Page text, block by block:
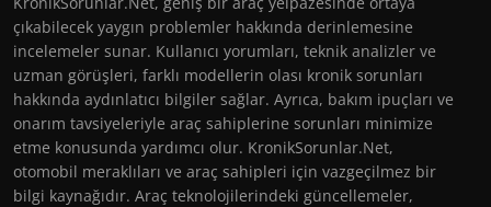
çıkabilecek yaygın problemler hakkında derinlemesine
incelemeler sunar. Kullanıcı yorumları, teknik analizler ve
uzman görüşleri, farklı modellerin olası kronik sorunları
hakkında aydınlatıcı bilgiler sağlar. Ayrıca, bakım ipuçları ve
onarım tavsiyeleriyle araç sahiplerine sorunları minimize
etme konusunda yardımcı olur. KronikSorunlar.Net,
otomobil meraklıları ve araç sahipleri için vazgeçilmez bir
bilgi kaynağıdır. Araç teknolojilerindeki güncellemeler,